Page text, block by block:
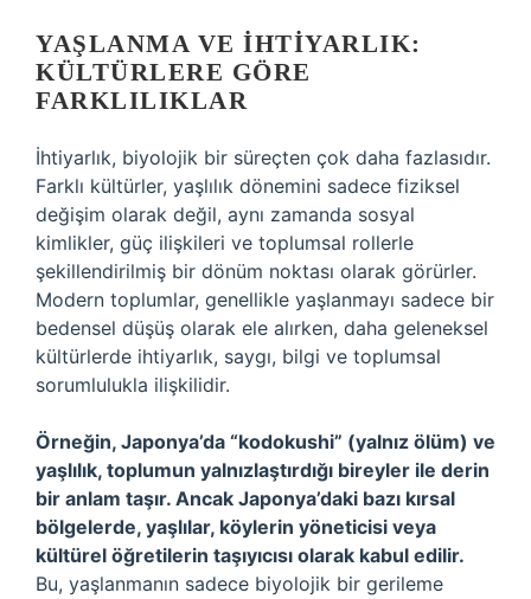
YAŞLANMA VE İHTIYARLIK:
KÜLTÜRLERE GÖRE
FARKLILIKLAR
İhtiyarlık, biyolojik bir süreçten çok daha fazlasıdır.
Farklı kültürler, yaşlılık dönemini sadece fiziksel
değişim olarak değil, aynı zamanda sosyal
kimlikler, güç ilişkileri ve toplumsal rollerle
şekillendirilmiş bir dönüm noktası olarak görürler.
Modern toplumlar, genellikle yaşlanmayı sadece bir
bedensel düşüş olarak ele alırken, daha geleneksel
kültürlerde ihtiyarlık, saygı, bilgi ve toplumsal
sorumlulukla ilişkilidir.
Örneğin, Japonya’da “kodokushi” (yalnız ölüm) ve
yaşlılık, toplumun yalnızlaştırdığı bireyler ile derin
bir anlam taşır. Ancak Japonya’daki bazı kırsal
bölgelerde, yaşlılar, köylerin yöneticisi veya
kültürel öğretilerin taşıyıcısı olarak kabul edilir.
Bu, yaşlanmanın sadece biyolojik bir gerileme